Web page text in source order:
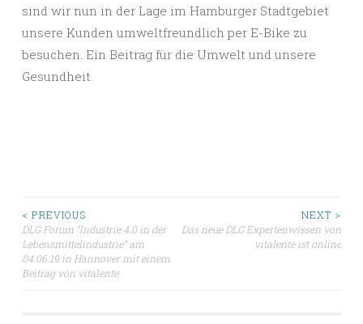
sind wir nun in der Lage im Hamburger Stadtgebiet
unsere Kunden umweltfreundlich per E-Bike zu
besuchen. Ein Beitrag für die Umwelt und unsere
Gesundheit.
Beitragsnavigation
< PREVIOUS
DLG Forum “Industrie 4.0 in der
Lebensmittelindustrie” am
04.06.19 in Hannover mit einem
Beitrag von vitalente
NEXT >
Das neue DLG Expertenwissen von
vitalente ist online